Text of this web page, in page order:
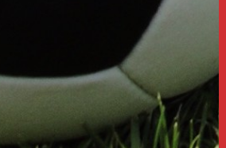
Moral beim 2:2
9. September 2018